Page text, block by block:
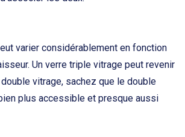
varier considérablement en fonction
Un verre triple vitrage peut revenir
vitrage, sachez que le double
plus accessible et presque aussi